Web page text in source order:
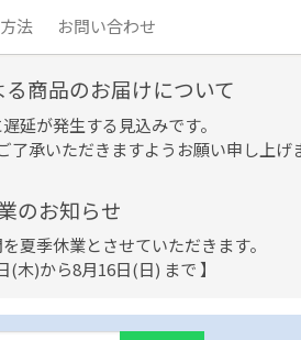
法 お問い合わせ
商品のお届けについて
延が発生する見込みです。
承いただきますようお願い申し上げ
のお知らせ
夏季休業とさせていただきます。
木)から8月16日(日) まで 】